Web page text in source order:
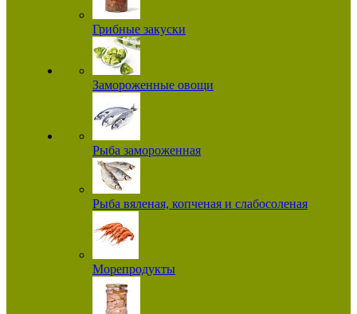
Грибные закуски
Замороженные овощи
Рыба замороженная
Рыба вяленая, копченая и слабосоленая
Морепродукты